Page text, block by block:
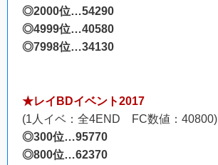
◎2000位…54290
◎4999位…40580
◎7998位…34130
★レイBDイベント2017
(1人イベ：全4END FC数値：40800)
◎300位…95770
◎800位…62370